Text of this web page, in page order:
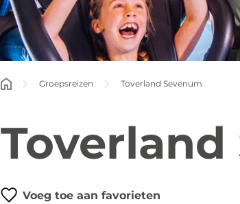
Groepsreizen Toverland Sevenum
Toverland
Voeg toe aan favorieten